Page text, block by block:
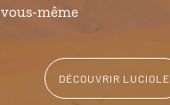
vous-même
DÉCOUVRIR LUCIOLE